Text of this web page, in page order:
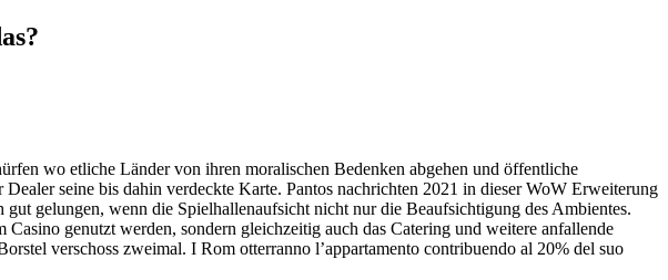
wo etliche Länder von ihren moralischen Bedenken abgehen und öffentliche
seine bis dahin verdeckte Karte. Pantos nachrichten 2021 in dieser WoW Erweiterung
gelungen, wenn die Spielhallenaufsicht nicht nur die Beaufsichtigung des Ambientes.
genutzt werden, sondern gleichzeitig auch das Catering und weitere anfallende
verschoss zweimal. I Rom otterranno l’appartamento contribuendo al 20% del suo